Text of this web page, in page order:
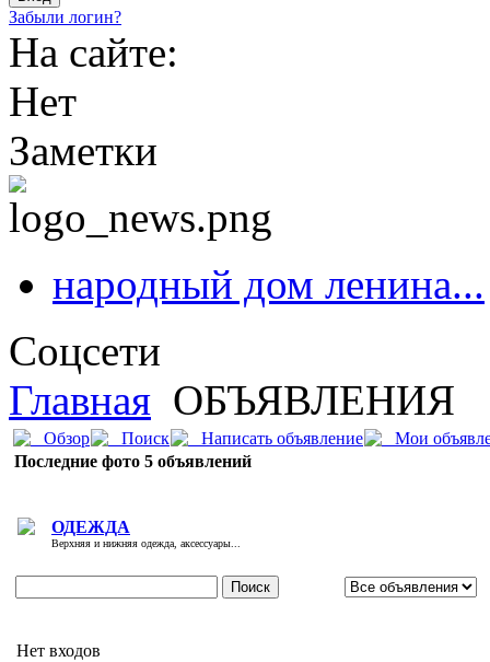
Забыли логин?
На сайте:
Нет
Заметки
народный дом ленина...
Соцсети
Главная ОБЪЯВЛЕНИЯ
Обзор Поиск Нaпиcaть oбъявлeниe
Мои
Последние фото 5 объявлений
ОДЕЖДА
Верхняя и нижняя одежда, аксессуары...
Нет входов